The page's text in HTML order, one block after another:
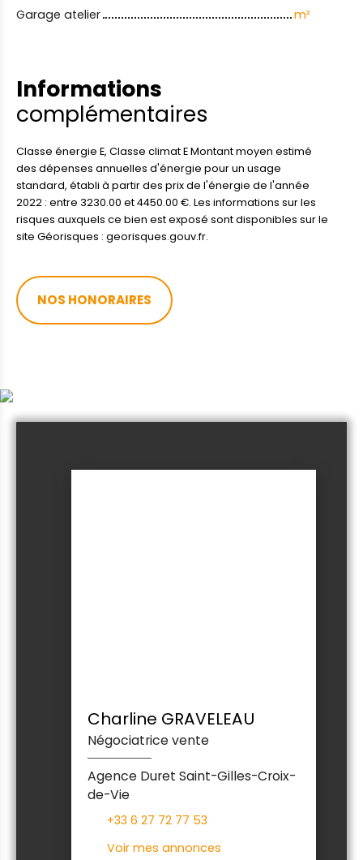
Garage atelier
m²
Informations
complémentaires
Classe énergie E, Classe climat E Montant moyen estimé
des dépenses annuelles d'énergie pour un usage
standard, établi à partir des prix de l'énergie de l'année
2022 : entre 3230.00 et 4450.00 €. Les informations sur les
risques auxquels ce bien est exposé sont disponibles sur le
site Géorisques : georisques.gouv.fr.
NOS HONORAIRES
Charline GRAVELEAU
Négociatrice vente
Agence Duret Saint-Gilles-Croix-
de-Vie
+33 6 27 72 77 53
Voir mes annonces